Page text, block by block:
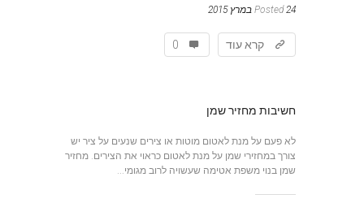
Posted24 במרץ 2015
קרא עוד 0
חשיבות מחזיר שמן
לא פעם על מנת לאטום מוטות או צירים שנעים על ציר יש
צורך במחזירי שמן על מנת לאטום כראוי את הצירים. מחזיר
שמן בנוי משפת אטימה שעשויה לרוב מגומי...